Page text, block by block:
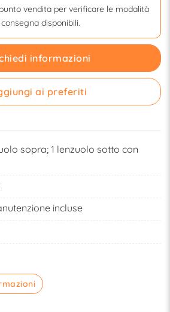
vendita per verificare le modalità
disponibili.
informazioni
ai preferiti
sopra; 1 lenzuolo sotto con
incluse